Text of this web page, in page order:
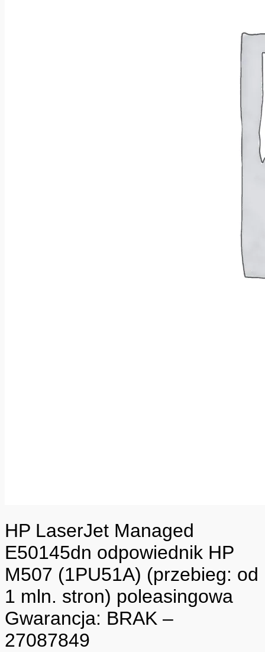
HP LaserJet Managed
E50145dn odpowiednik HP
M507 (1PU51A) (przebieg: od
1 mln. stron) poleasingowa
Gwarancja: BRAK –
27087849